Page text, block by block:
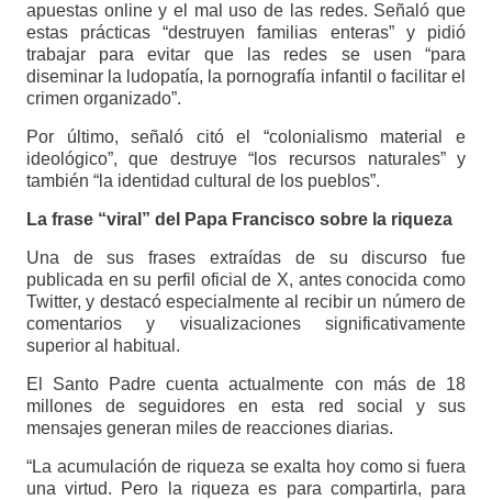
apuestas online y el mal uso de las redes. Señaló que
estas prácticas “destruyen familias enteras” y pidió
trabajar para evitar que las redes se usen “para
diseminar la ludopatía, la pornografía infantil o facilitar el
crimen organizado”.
Por último, señaló citó el “colonialismo material e
ideológico”, que destruye “los recursos naturales” y
también “la identidad cultural de los pueblos”.
La frase “viral” del Papa Francisco sobre la riqueza
Una de sus frases extraídas de su discurso fue
publicada en su perfil oficial de X, antes conocida como
Twitter, y destacó especialmente al recibir un número de
comentarios y visualizaciones significativamente
superior al habitual.
El Santo Padre cuenta actualmente con más de 18
millones de seguidores en esta red social y sus
mensajes generan miles de reacciones diarias.
“La acumulación de riqueza se exalta hoy como si fuera
una virtud. Pero la riqueza es para compartirla, para